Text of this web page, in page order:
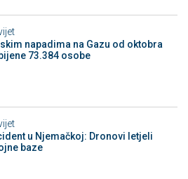
napadima na Gazu od oktobra
73.384 osobe
u Njemačkoj: Dronovi letjeli
baze